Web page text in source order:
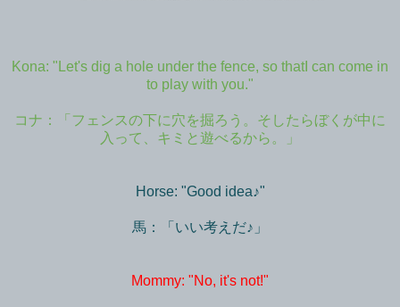
Kona: "Let's dig a hole under the fence, so thatI can come in
to play with you."
コナ：「フェンスの下に穴を掘ろう。そしたらぼくが中に
入って、キミと遊べるから。」
Horse: "Good idea♪"
馬：「いい考えだ♪」
Mommy: "No, it's not!"